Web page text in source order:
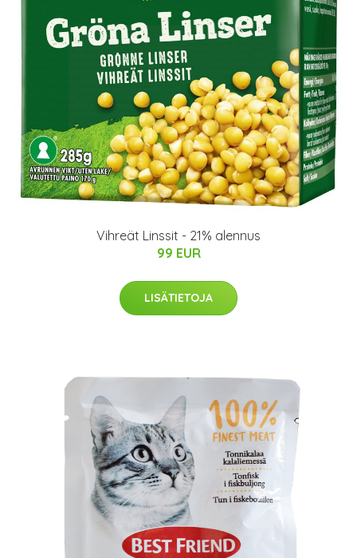
Vihreät Linssit - 21% alennus
99 EUR
LISÄTIETOJA